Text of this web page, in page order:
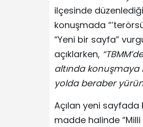
ilçesinde düzenlediği
konuşmada
“Yeni bir sayfa”
açıklarken,
altında konuşmaya
yolda beraber
Açılan yeni
madde halinde